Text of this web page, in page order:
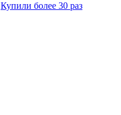
Купили более 30 раз